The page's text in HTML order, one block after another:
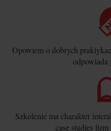
Opowiem o dobrych
odpowiada
Szkolenie ma charakter
case studies